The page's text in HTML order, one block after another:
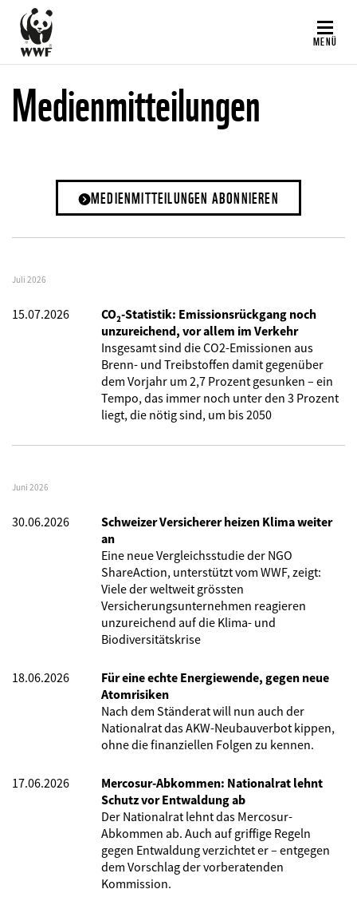
Direkt
zum
Inhalt
MENÜ
Medienmitteilungen
MEDIENMITTEILUNGEN ABONNIEREN
Juli 2026
15.07.2026
CO₂-Statistik: Emissionsrückgang noch
unzureichend, vor allem im Verkehr
Insgesamt sind die CO2-Emissionen aus
Brenn- und Treibstoffen damit gegenüber
dem Vorjahr um 2,7 Prozent gesunken – ein
Tempo, das immer noch unter den 3 Prozent
liegt, die nötig sind, um bis 2050
Juni 2026
30.06.2026
Schweizer Versicherer heizen Klima weiter
an
Eine neue Vergleichsstudie der NGO
ShareAction, unterstützt vom WWF, zeigt:
Viele der weltweit grössten
Versicherungsunternehmen reagieren
unzureichend auf die Klima- und
Biodiversitätskrise
18.06.2026
Für eine echte Energiewende, gegen neue
Atomrisiken
Nach dem Ständerat will nun auch der
Nationalrat das AKW-Neubauverbot kippen,
ohne die finanziellen Folgen zu kennen.
17.06.2026
Mercosur-Abkommen: Nationalrat lehnt
Schutz vor Entwaldung ab
Der Nationalrat lehnt das Mercosur-
Abkommen ab. Auch auf griffige Regeln
gegen Entwaldung verzichtet er – entgegen
dem Vorschlag der vorberatenden
Kommission.